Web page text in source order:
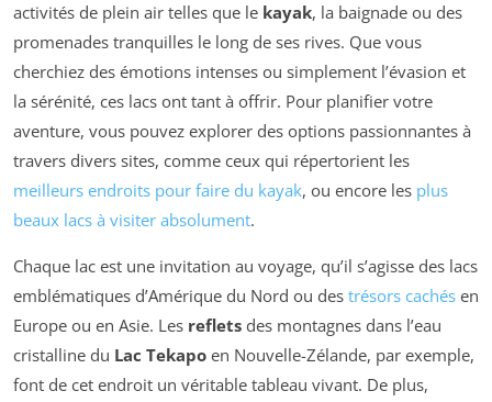
activités de plein air telles que le kayak, la baignade ou des
promenades tranquilles le long de ses rives. Que vous
cherchiez des émotions intenses ou simplement l’évasion et
la sérénité, ces lacs ont tant à offrir. Pour planifier votre
aventure, vous pouvez explorer des options passionnantes à
travers divers sites, comme ceux qui répertorient les
meilleurs endroits pour faire du kayak, ou encore les plus
beaux lacs à visiter absolument.
Chaque lac est une invitation au voyage, qu’il s’agisse des lacs
emblématiques d’Amérique du Nord ou des trésors cachés en
Europe ou en Asie. Les reflets des montagnes dans l’eau
cristalline du Lac Tekapo en Nouvelle-Zélande, par exemple,
font de cet endroit un véritable tableau vivant. De plus,